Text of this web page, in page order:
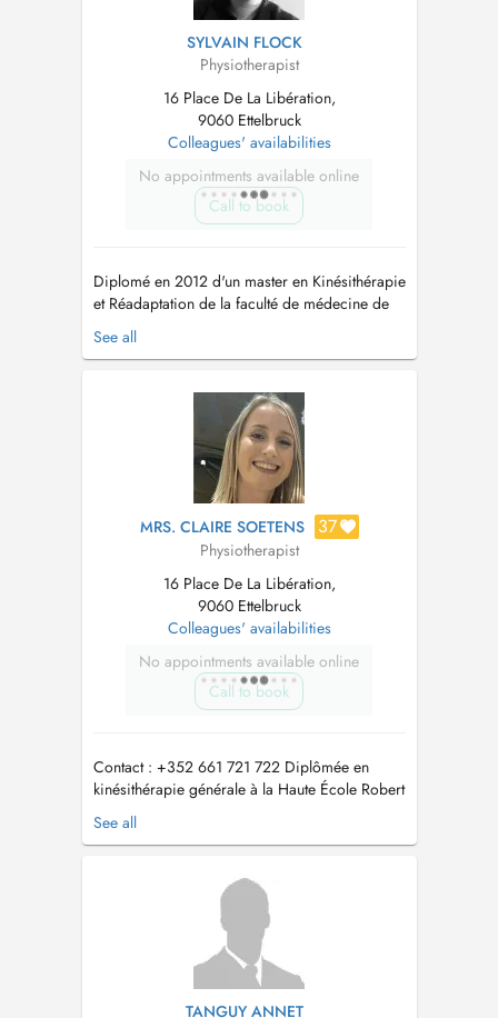
SYLVAIN FLOCK
Physiotherapist
16 Place De La Libération,
9060 Ettelbruck
Colleagues' availabilities
No appointments available online
Call to book
Diplomé en 2012 d'un master en Kinésithérapie
et Réadaptation de la faculté de médecine de
l'Université de Liège (Belgique), je me suis
spécialisé en 2015 au sein du même
Orthopédique (IFOMPT). Cela fait désormais
13 ans que je pratique au Luxembourg et...
See all
MRS. CLAIRE SOETENS 37
Physiotherapist
16 Place De La Libération,
9060 Ettelbruck
Colleagues' availabilities
No appointments available online
Call to book
Contact : +352 661 721 722 Diplômée en
kinésithérapie générale à la Haute École Robert
Schuman, je suis formée en kinésithérapie
périnéale (uro-gynécologique), rééducation
domaines de prise en charge: - Kiné générale -
Rééducation uro-gynécologiq...
See all
TANGUY ANNET